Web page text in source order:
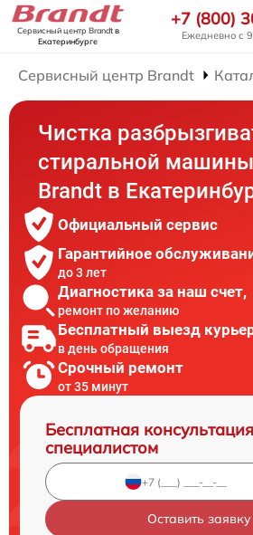
Сервисный центр Brandtв
Екатеринбурге
+7 (800)
Ежедневно с
Сервисный центр Brandt
Чистка
стиральной машины
Brandt в
Официальный сервис
Гарантийное
до 3 лет
Диагностика за наш счет,
ремонт по желанию
Бесплатный выезд
в день обращения
Срочный ремонт
от 35 минут
Бесплатная
специалистом
Оставить заявку